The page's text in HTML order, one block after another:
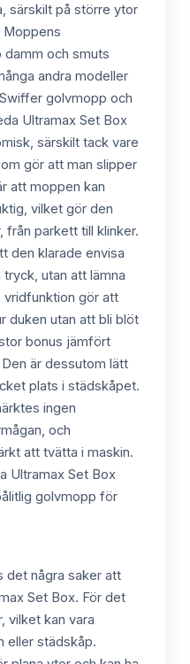
särskilt på större ytor
Moppens
och smuts
andra modeller
golvmopp och
Ultramax Set Box
särskilt tack vare
gör att man slipper
att moppen kan
vilket gör den
parkett till klinker.
den klarade envisa
utan att lämna
gör att
duken utan att bli blöt
bonus jämfört
är dessutom lätt
plats i städskåpet.
ingen
och
att tvätta i maskin.
Ultramax Set Box
golvmopp för
det några saker att
Set Box. För det
vilket kan vara
eller städskåp.